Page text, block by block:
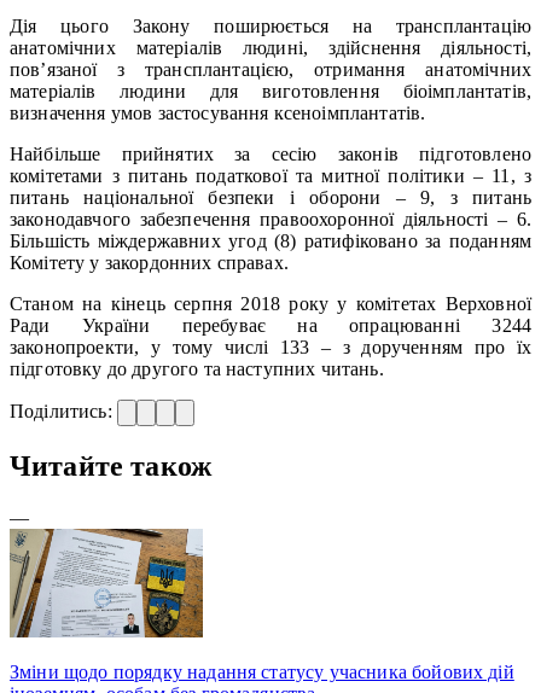
Дія цього Закону поширюється на трансплантацію
анатомічних матеріалів людині, здійснення діяльності,
пов’язаної з трансплантацією, отримання анатомічних
матеріалів людини для виготовлення біоімплантатів,
визначення умов застосування ксеноімплантатів.
Найбільше прийнятих за сесію законів підготовлено
комітетами з питань податкової та митної політики – 11, з
питань національної безпеки і оборони – 9, з питань
законодавчого забезпечення правоохоронної діяльності – 6.
Більшість міждержав­них угод (8) ратифіковано за поданням
Комітету у закордонних справах.
Станом на кінець серпня 2018 року у комітетах Верховної
Ради України перебуває на опрацюванні 3244
законопроекти, у тому числі 133 – з дорученням про їх
підготовку до другого та наступних читань.
Поділитись:
Читайте також
—
Зміни щодо порядку надання статусу учасника бойових дій